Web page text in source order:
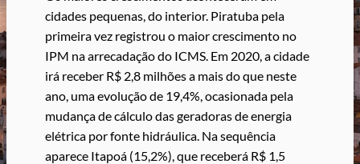
cidades pequenas, do interior. Piratuba pela
primeira vez registrou o maior crescimento no
IPM na arrecadação do ICMS. Em 2020, a cidade
irá receber R$ 2,8 milhões a mais do que neste
ano, uma evolução de 19,4%, ocasionada pela
mudança de cálculo das geradoras de energia
elétrica por fonte hidráulica. Na sequência
aparece Itapoá (15,2%), que receberá R$ 1,5